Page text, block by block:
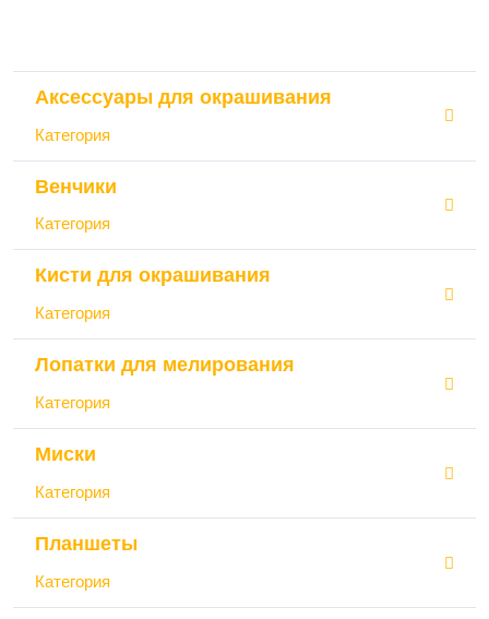
Аксессуары для окрашивания
Категория
Венчики
Категория
Кисти для окрашивания
Категория
Лопатки для мелирования
Категория
Миски
Категория
Планшеты
Категория